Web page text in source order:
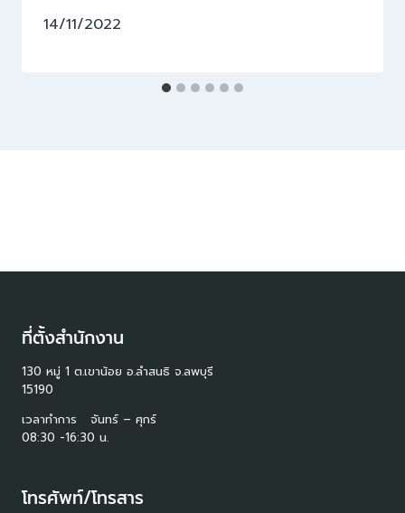
14/11/2022
ที่ตั้งสำนักงาน
130 หมู่ 1 ต.เขาน้อย อ.ลำสนธิ จ.ลพบุรี
15190
เวลาทำการ จันทร์ – ศุกร์
08:30 -16:30 น.
โทรศัพท์/โทรสาร